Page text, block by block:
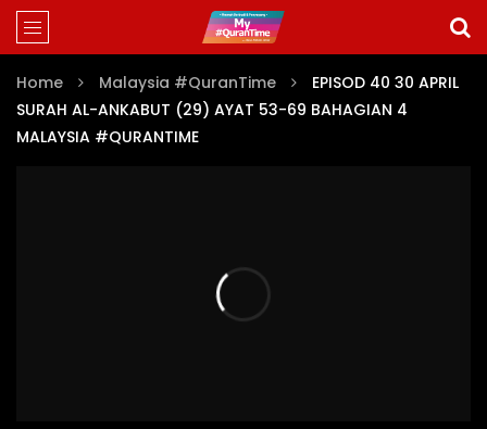
Home Malaysia​ #QuranTime
EPISOD 40 30 APRIL
SURAH AL-ANKABUT (29) AYAT 53-69 BAHAGIAN 4
MALAYSIA #QURANTIME